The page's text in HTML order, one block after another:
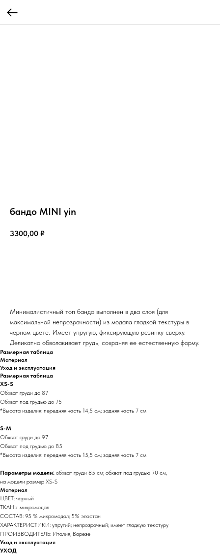
бандо MINI yin
3300,00 ₽
Минималистичный топ бандо выполнен в два слоя (для
максимальной непрозрачности) из модала гладкой текстуры в
черном цвете. Имеет упругую, фиксирующую резинку сверху.
Деликатно обволакивает грудь, сохраняя ее естественную форму.
Размерная таблица
Материал
Уход и эксплуатация
Размерная таблица
XS-S
Обхват груди до 87
Обхват под грудью до 75
*Высота изделия: передняя часть 14,5 см; задняя часть 7 см
S-M
Обхват груди до 97
Обхват под грудью до 85
*Высота изделия: передняя часть 15,5 см; задняя часть 7 см
Параметры модели: обхват груди 85 см; обхват под грудью 70 см,
на модели размер XS-S
Материал
ЦВЕТ: чёрный
ТКАНЬ: микромодал
СОСТАВ: 95 % микромодал; 5% эластан
ХАРАКТЕРИСТИКИ: упругий; непрозрачный; имеет гладкую текстуру
ПРОИЗВОДИТЕЛЬ: Италия, Варезе
Уход и эксплуатация
УХОД